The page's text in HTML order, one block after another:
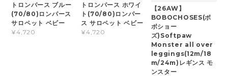
トロンパース ブルー
(70/80)ロンパース
サロペット ベビー
¥4,720
トロンパース ホワイ
ト(70/80)ロンパー
ス サロペット ベビー
¥4,720
【26AW】
BOBOCHOSES(ボ
ボショー
ズ)Softpaw
Monster all over
leggings(12m/18
m/24m)レギンス モ
ンスター